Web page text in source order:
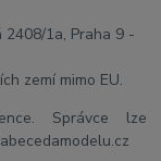
2408/1a, Praha 9 -
zemí mimo EU.
Správce lze